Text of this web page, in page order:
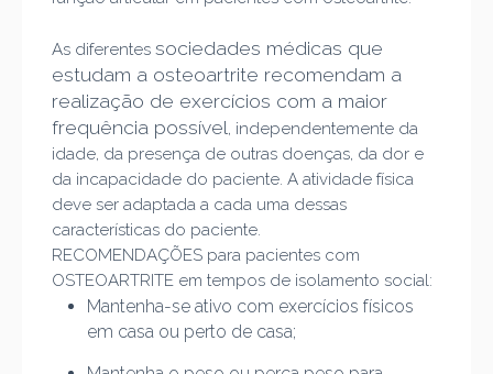
As diferentes sociedades médicas que
estudam a osteoartrite recomendam a
realização de exercícios com a maior
frequência possível, independentemente da
idade, da presença de outras doenças, da dor e
da incapacidade do paciente. A atividade física
deve ser adaptada a cada uma dessas
características do paciente.
RECOMENDAÇÕES para pacientes com
OSTEOARTRITE em tempos de isolamento social:
Mantenha-se ativo com exercícios físicos
em casa ou perto de casa;